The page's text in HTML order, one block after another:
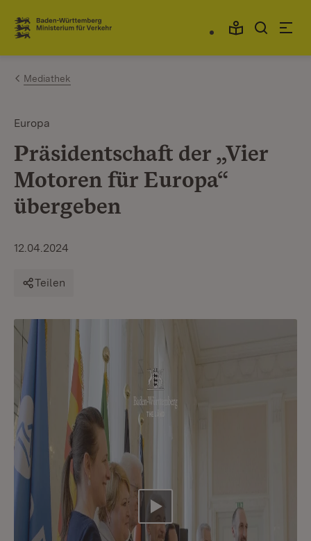
Zum Inhalt springen
Link zur Startseite
Mediathek
Europa
Präsidentschaft der „Vier
Motoren für Europa“
übergeben
12.04.2024
Teilen
Video abspielen